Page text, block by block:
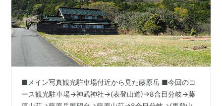
■メイン写真観光駐車場付近から見た藤原岳 ■今回のコ
ース観光駐車場→神武神社→(表登山道)→8合目分岐→藤